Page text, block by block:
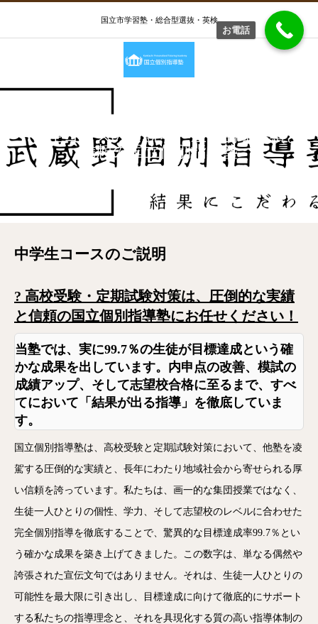
国立市学習塾・総合型選抜・英検
中学生コースのご説明〜圧倒的な実績と
信頼の国立個別指導塾
中学生コースのご説明
? 高校受験・定期試験対策は、圧倒的な実績
と信頼の国立個別指導塾にお任せください！
当塾では、 実に99.7％の生徒が目標達成という確
かな成果を出しています。内申点の改善、模試の
成績アップ、そして志望校合格に至るまで、すべ
てにおいて「結果が出る指導」を徹底していま
す。
国立個別指導塾は、高校受験と定期試験対策において、他塾を凌
駕する圧倒的な実績と、長年にわたり地域社会から寄せられる厚
い信頼を誇っています。私たちは、画一的な集団授業ではなく、
生徒一人ひとりの個性、学力、そして志望校のレベルに合わせた
完全個別指導を徹底することで、驚異的な目標達成率99.7％とい
う確かな成果を築き上げてきました。この数字は、単なる偶然や
誇張された宣伝文句ではありません。それは、生徒一人ひとりの
可能性を最大限に引き出し、目標達成に向けて徹底的にサポート
する私たちの指導理念と、それを具現化する質の高い指導体制の
お電話